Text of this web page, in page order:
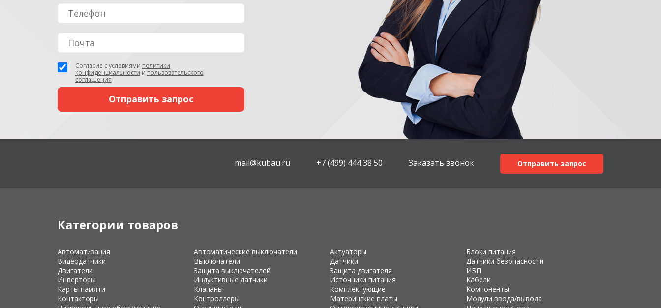
Согласие с условиями политики
конфиденциальности и пользовательского
соглашения
mail@kubau.ru +7 (499) 444 38 50 Заказать звонок Отправить запрос
Категории товаров
Автоматизация Автоматические выключатели Актуаторы
Блоки питания
Видеодатчики
Выключатели Датчики
Датчики безопасности
Двигатели
Защита выключателей Защита двигателя
ИБП
Инверторы
Индуктивные датчики Источники питания
Кабели
Карты памяти
Клапаны Комплектующие
Компоненты
Контакторы
Контроллеры Материнские платы
Модули ввода/вывода